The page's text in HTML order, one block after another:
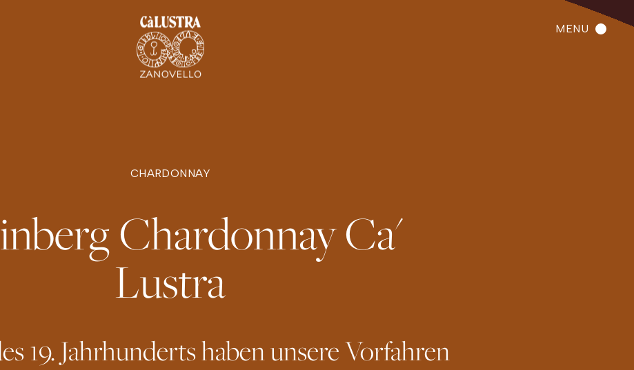
MENU
CHARDONNAY
Chardonnay Ca'
Lustra
19. Jahrhunderts haben unsere Vorfahren